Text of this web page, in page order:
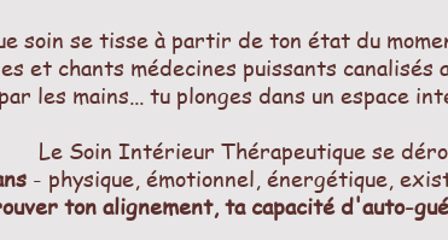
soin se tisse à partir de ton état du
et chants médecines puissants
les mains... tu plonges dans un espace
Le Soin Intérieur Thérapeutique se
- physique, émotionnel, énergétique,
ton alignement, ta capacité d'auto-